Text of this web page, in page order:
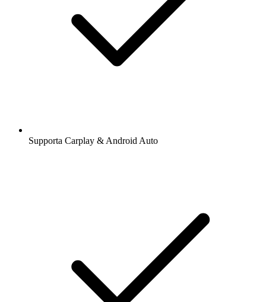
Supporta Carplay & Android Auto